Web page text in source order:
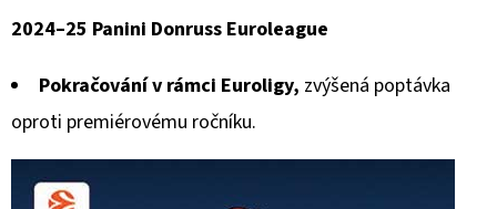
2024–25 Panini Donruss Euroleague
Pokračování v rámci Euroligy, zvýšená poptávka
oproti premiérovému ročníku.